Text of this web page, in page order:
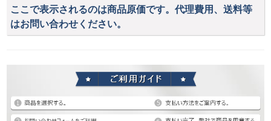
ここで表示されるのは商品原価です。代理費用、送料等
はお問い合わせください。